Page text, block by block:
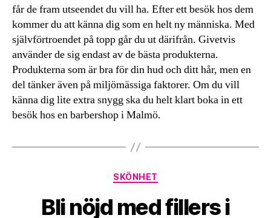
får de fram utseendet du vill ha. Efter ett besök hos dem
kommer du att känna dig som en helt ny människa. Med
självförtroendet på topp går du ut därifrån. Givetvis
använder de sig endast av de bästa produkterna.
Produkterna som är bra för din hud och ditt hår, men en
del tänker även på miljömässiga faktorer. Om du vill
känna dig lite extra snygg ska du helt klart boka in ett
besök hos en barbershop i Malmö.
Kategorier
SKÖNHET
Bli nöjd med fillers i